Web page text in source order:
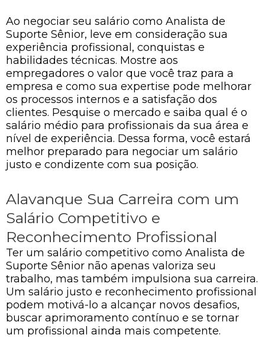
Ao negociar seu salário como Analista de
Suporte Sênior, leve em consideração sua
experiência profissional, conquistas e
habilidades técnicas. Mostre aos
empregadores o valor que você traz para a
empresa e como sua expertise pode melhorar
os processos internos e a satisfação dos
clientes. Pesquise o mercado e saiba qual é o
salário médio para profissionais da sua área e
nível de experiência. Dessa forma, você estará
melhor preparado para negociar um salário
justo e condizente com sua posição.
Alavanque Sua Carreira com um
Salário Competitivo e
Reconhecimento Profissional
Ter um salário competitivo como Analista de
Suporte Sênior não apenas valoriza seu
trabalho, mas também impulsiona sua carreira.
Um salário justo e reconhecimento profissional
podem motivá-lo a alcançar novos desafios,
buscar aprimoramento contínuo e se tornar
um profissional ainda mais competente.